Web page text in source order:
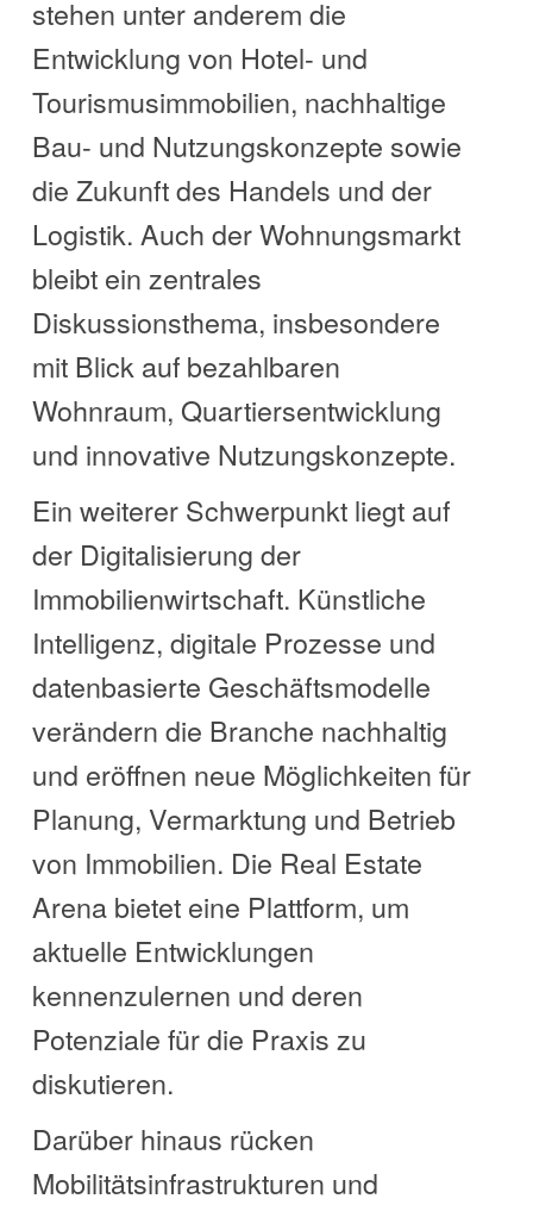
stehen unter anderem die
Entwicklung von Hotel- und
Tourismusimmobilien, nachhaltige
Bau- und Nutzungskonzepte sowie
die Zukunft des Handels und der
Logistik. Auch der Wohnungsmarkt
bleibt ein zentrales
Diskussionsthema, insbesondere
mit Blick auf bezahlbaren
Wohnraum, Quartiersentwicklung
und innovative Nutzungskonzepte.
Ein weiterer Schwerpunkt liegt auf
der Digitalisierung der
Immobilienwirtschaft. Künstliche
Intelligenz, digitale Prozesse und
datenbasierte Geschäftsmodelle
verändern die Branche nachhaltig
und eröffnen neue Möglichkeiten für
Planung, Vermarktung und Betrieb
von Immobilien. Die Real Estate
Arena bietet eine Plattform, um
aktuelle Entwicklungen
kennenzulernen und deren
Potenziale für die Praxis zu
diskutieren.
Darüber hinaus rücken
Mobilitätsinfrastrukturen und